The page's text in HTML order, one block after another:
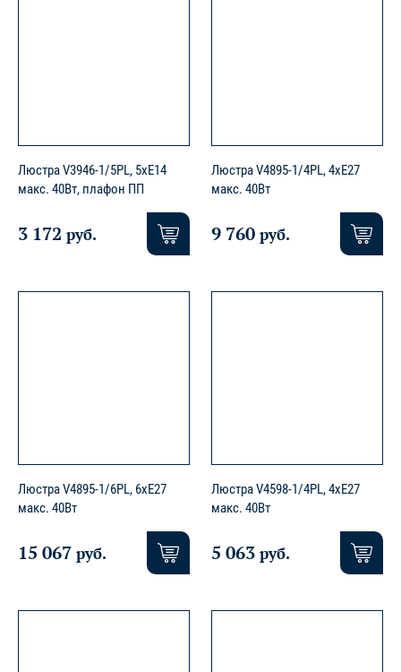
Люстра V3946-1/5PL, 5xE14
макс. 40Вт, плафон ПП
3 172 руб.
Люстра V4895-1/4PL, 4xE27
макс. 40Вт
9 760 руб.
Люстра V4895-1/6PL, 6xE27
макс. 40Вт
15 067 руб.
Люстра V4598-1/4PL, 4хЕ27
макс. 40Вт
5 063 руб.